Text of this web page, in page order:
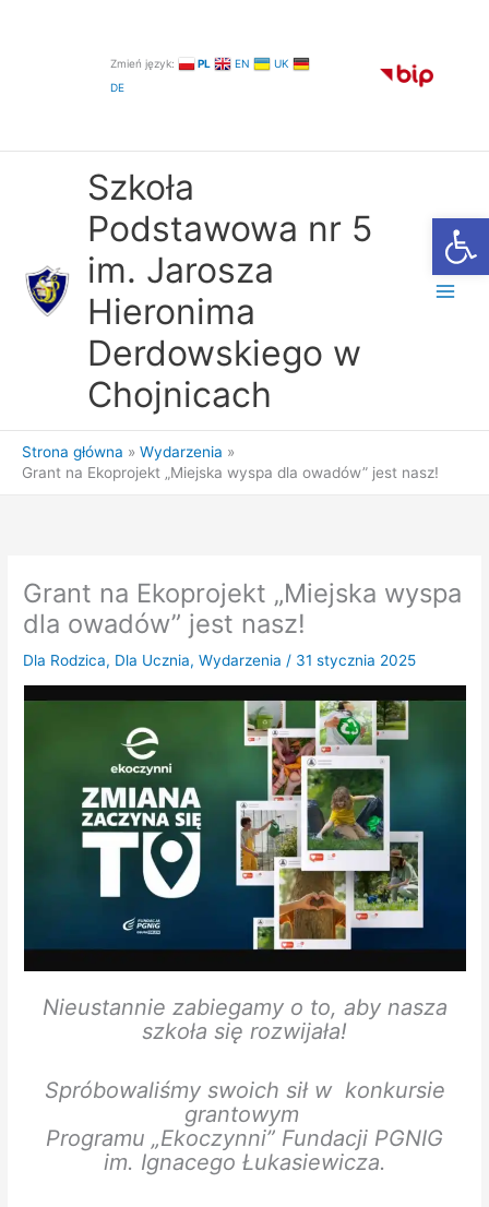
Zmień język: PL EN
UK
DE
Szkoła
Podstawowa nr 5
im. Jarosza
Hieronima
Derdowskiego w
Chojnicach
Strona główna
Wydarzenia
Grant na Ekoprojekt „Miejska wyspa dla owadów” jest nasz!
Grant na Ekoprojekt „Miejska wyspa
dla owadów” jest nasz!
Dla Rodzica, Dla Ucznia,Wydarzenia / 31 stycznia 2025
Nieustannie zabiegamy o to, aby nasza
szkoła się rozwijała!
Spróbowaliśmy swoich sił w konkursie
grantowym
Programu „Ekoczynni” Fundacji PGNIG
im. Ignacego Łukasiewicza.